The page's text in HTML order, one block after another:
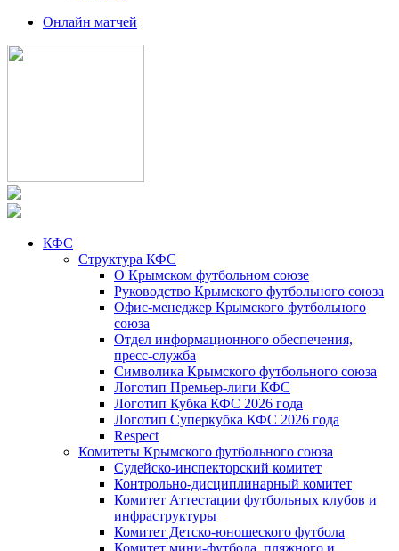
Онлайн матчей
КФС
Структура КФС
О Крымском футбольном союзе
Руководство Крымского футбольного союза
Офис-менеджер Крымского футбольного
союза
Отдел информационного обеспечения,
пресс-служба
Символика Крымского футбольного союза
Логотип Премьер-лиги КФС
Логотип Кубка КФС 2026 года
Логотип Суперкубка КФС 2026 года
Respect
Комитеты Крымского футбольного союза
Судейско-инспекторский комитет
Контрольно-дисциплинарный комитет
Комитет Аттестации футбольных клубов и
инфраструктуры
Комитет Детско-юношеского футбола
Комитет мини-футбола, пляжного и